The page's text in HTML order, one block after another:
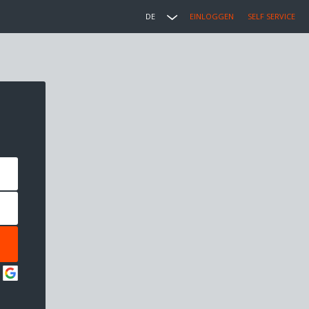
DE EINLOGGEN SELF SERVICE